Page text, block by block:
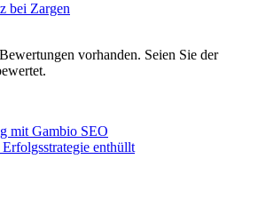
bei Zargen
vorhanden. Seien Sie der